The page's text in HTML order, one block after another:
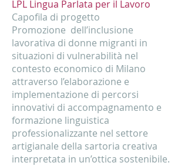
LPL Lingua Parlata per il Lavoro
Capofila di progetto
Promozione dell’inclusione
lavorativa di donne migranti in
situazioni di vulnerabilità nel
contesto economico di Milano
attraverso l’elaborazione e
implementazione di percorsi
innovativi di accompagnamento e
formazione linguistica
professionalizzante nel settore
artigianale della sartoria creativa
interpretata in un’ottica sostenibile.